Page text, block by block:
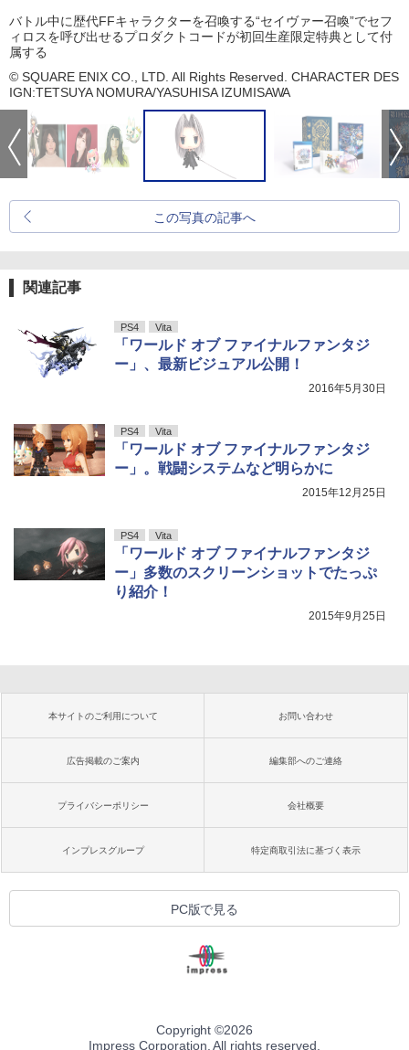
バトル中に歴代FFキャラクターを召喚する“セイヴァー召喚”でセフ
ィロスを呼び出せるプロダクトコードが初回生産限定特典として付
属する
© SQUARE ENIX CO., LTD. All Rights Reserved. CHARACTER DES
IGN:TETSUYA NOMURA/YASUHISA IZUMISAWA
この写真の記事へ
関連記事
PS4 Vita
「ワールド オブ ファイナルファンタジ
ー」、最新ビジュアル公開！
2016年5月30日
PS4 Vita
「ワールド オブ ファイナルファンタジ
ー」。戦闘システムなど明らかに
2015年12月25日
PS4 Vita
「ワールド オブ ファイナルファンタジ
ー」多数のスクリーンショットでたっぷ
り紹介！
2015年9月25日
本サイトのご利用について お問い合わせ
広告掲載のご案内 編集部へのご連絡
プライバシーポリシー 会社概要
インプレスグループ 特定商取引法に基づく表示
PC版で見る
Copyright ©2026
Impress Corporation. All rights reserved.